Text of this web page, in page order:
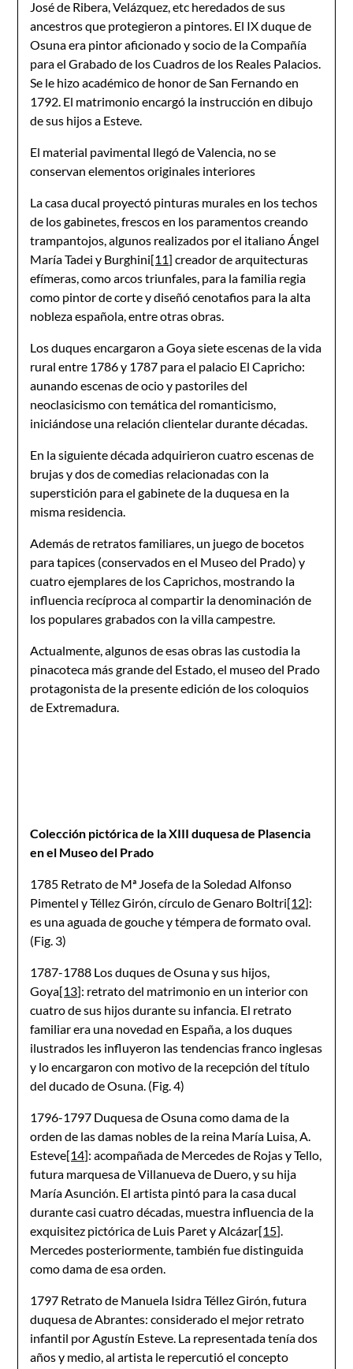
José de Ribera, Velázquez, etc heredados de sus
ancestros que protegieron a pintores. El IX duque de
Osuna era pintor aficionado y socio de la Compañía
para el Grabado de los Cuadros de los Reales Palacios.
Se le hizo académico de honor de San Fernando en
1792. El matrimonio encargó la instrucción en dibujo
de sus hijos a Esteve.
El material pavimental llegó de Valencia, no se
conservan elementos originales interiores
La casa ducal proyectó pinturas murales en los techos
de los gabinetes, frescos en los paramentos creando
trampantojos, algunos realizados por el italiano Ángel
María Tadei y Burghini[11] creador de arquitecturas
efímeras, como arcos triunfales, para la familia regia
como pintor de corte y diseñó cenotafios para la alta
nobleza española, entre otras obras.
Los duques encargaron a Goya siete escenas de la vida
rural entre 1786 y 1787 para el palacio El Capricho:
aunando escenas de ocio y pastoriles del
neoclasicismo con temática del romanticismo,
iniciándose una relación clientelar durante décadas.
En la siguiente década adquirieron cuatro escenas de
brujas y dos de comedias relacionadas con la
superstición para el gabinete de la duquesa en la
misma residencia.
Además de retratos familiares, un juego de bocetos
para tapices (conservados en el Museo del Prado) y
cuatro ejemplares de los Caprichos, mostrando la
influencia recíproca al compartir la denominación de
los populares grabados con la villa campestre.
Actualmente, algunos de esas obras las custodia la
pinacoteca más grande del Estado, el museo del Prado
protagonista de la presente edición de los coloquios
de Extremadura.
Colección pictórica de la XIII duquesa de Plasencia
en el Museo del Prado
1785 Retrato de Mª Josefa de la Soledad Alfonso
Pimentel y Téllez Girón, círculo de Genaro Boltri[12]:
es una aguada de gouche y témpera de formato oval.
(Fig. 3)
1787-1788 Los duques de Osuna y sus hijos,
Goya[13]: retrato del matrimonio en un interior con
cuatro de sus hijos durante su infancia. El retrato
familiar era una novedad en España, a los duques
ilustrados les influyeron las tendencias franco inglesas
y lo encargaron con motivo de la recepción del título
del ducado de Osuna. (Fig. 4)
1796-1797 Duquesa de Osuna como dama de la
orden de las damas nobles de la reina María Luisa, A.
Esteve[14]: acompañada de Mercedes de Rojas y Tello,
futura marquesa de Villanueva de Duero, y su hija
María Asunción. El artista pintó para la casa ducal
durante casi cuatro décadas, muestra influencia de la
exquisitez pictórica de Luis Paret y Alcázar[15].
Mercedes posteriormente, también fue distinguida
como dama de esa orden.
1797 Retrato de Manuela Isidra Téllez Girón, futura
duquesa de Abrantes: considerado el mejor retrato
infantil por Agustín Esteve. La representada tenía dos
años y medio, al artista le repercutió el concepto